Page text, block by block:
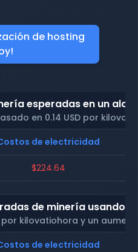
de hosting
esperadas en un
en 0.14 USD por
de electricidad
$224.64
de minería usando
por kilovatiohora y un
de electricidad